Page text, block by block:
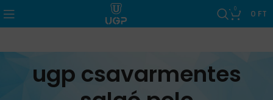
0 0 FT
ugp csavarmentes